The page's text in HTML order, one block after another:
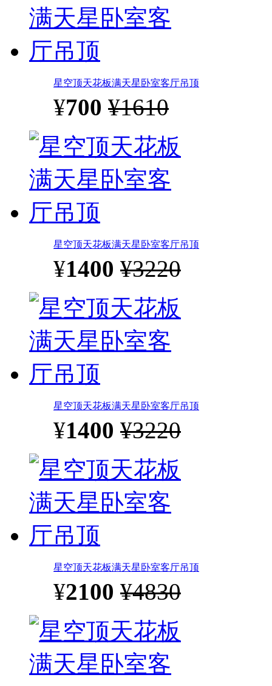
星空顶天花板满天星卧室客厅吊顶
¥700 ¥1610
星空顶天花板满天星卧室客厅吊顶
¥1400 ¥3220
星空顶天花板满天星卧室客厅吊顶
¥1400 ¥3220
星空顶天花板满天星卧室客厅吊顶
¥2100 ¥4830